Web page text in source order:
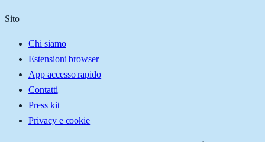
Sito
Chi siamo
Estensioni browser
App accesso rapido
Contatti
Press kit
Privacy e cookie